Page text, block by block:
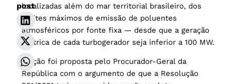
localizadas além do mar territorial brasileiro, dos
limites máximos de emissão de poluentes
atmosféricos por fonte fixa — desde que a geração
elétrica de cada turbogerador seja inferior a 100 MW.
A ação foi proposta pelo Procurador-Geral da
República com o argumento de que a Resolução
post